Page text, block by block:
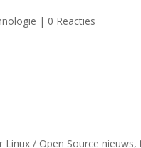
| 0 Reacties
/ Open Source